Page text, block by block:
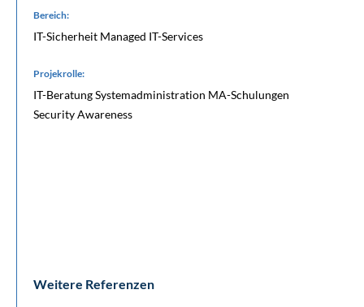
Bereich:
IT-Sicherheit Managed IT-Services
Projekrolle:
IT-Beratung Systemadministration MA-Schulungen
Security Awareness
Weitere Referenzen